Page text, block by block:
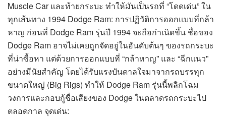
Muscle Car และท้ายกระบะ ทำให้มันเป็นรถที่ “โดดเด่น” ใน
ทุกเส้นทาง 1994 Dodge Ram: การปฏิวัติการออกแบบที่กล้า
หาญ ก่อนที่ Dodge Ram รุ่นปี 1994 จะถือกำเนิดขึ้น ชื่อของ
Dodge Ram อาจไม่เคยถูกจัดอยู่ในอันดับต้นๆ ของรถกระบะ
ที่น่าซื้อหา แต่ด้วยการออกแบบที่ “กล้าหาญ” และ “ฉีกแนว”
อย่างมีนัยสำคัญ โดยได้รับแรงบันดาลใจมาจากรถบรรทุก
ขนาดใหญ่ (Big Rigs) ทำให้ Dodge Ram รุ่นนี้พลิกโฉม
วงการและกอบกู้ชื่อเสียงของ Dodge ในตลาดรถกระบะไป
ตลอดกาล จุดเด่น: